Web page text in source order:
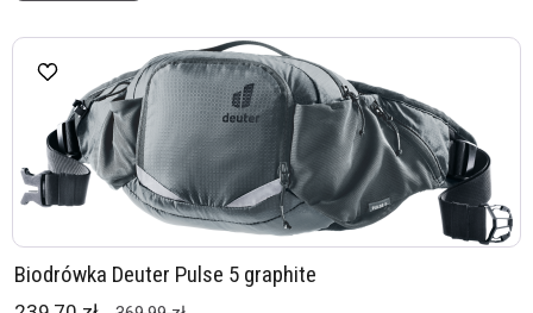
Biodrówka Deuter Pulse 5 graphite